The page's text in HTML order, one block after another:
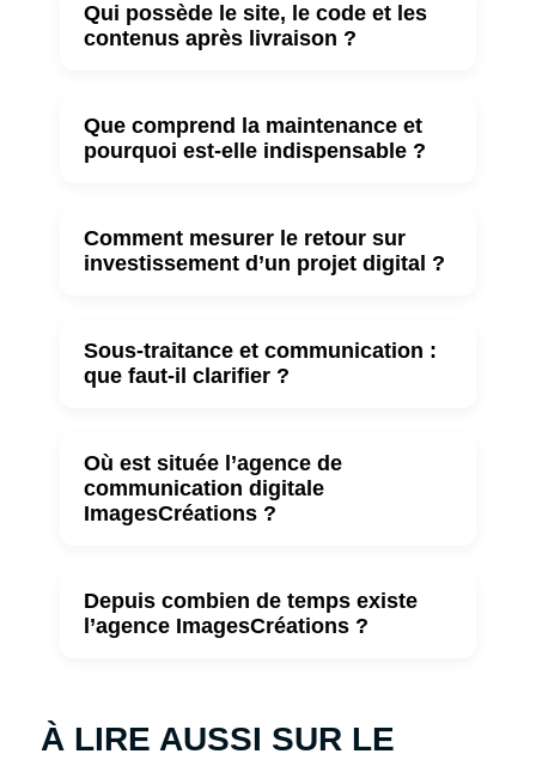
Qui possède le site, le code et les
contenus après livraison ?
Que comprend la maintenance et
pourquoi est-elle indispensable ?
Comment mesurer le retour sur
investissement d’un projet digital ?
Sous-traitance et communication :
que faut-il clarifier ?
Où est située l’agence de
communication digitale
ImagesCréations ?
Depuis combien de temps existe
l’agence ImagesCréations ?
À LIRE AUSSI SUR LE